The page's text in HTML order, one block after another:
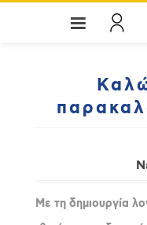
Με τη δημιουργία